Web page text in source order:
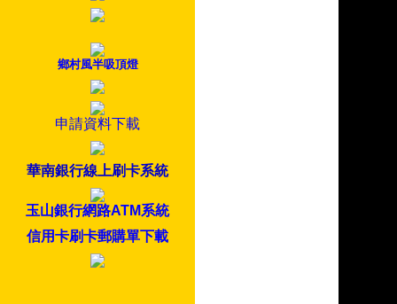
鄉村風半吸頂燈
申請資料下載
華南銀行線上刷卡系統
玉山銀行網路ATM系統
信用卡刷卡郵購單下載